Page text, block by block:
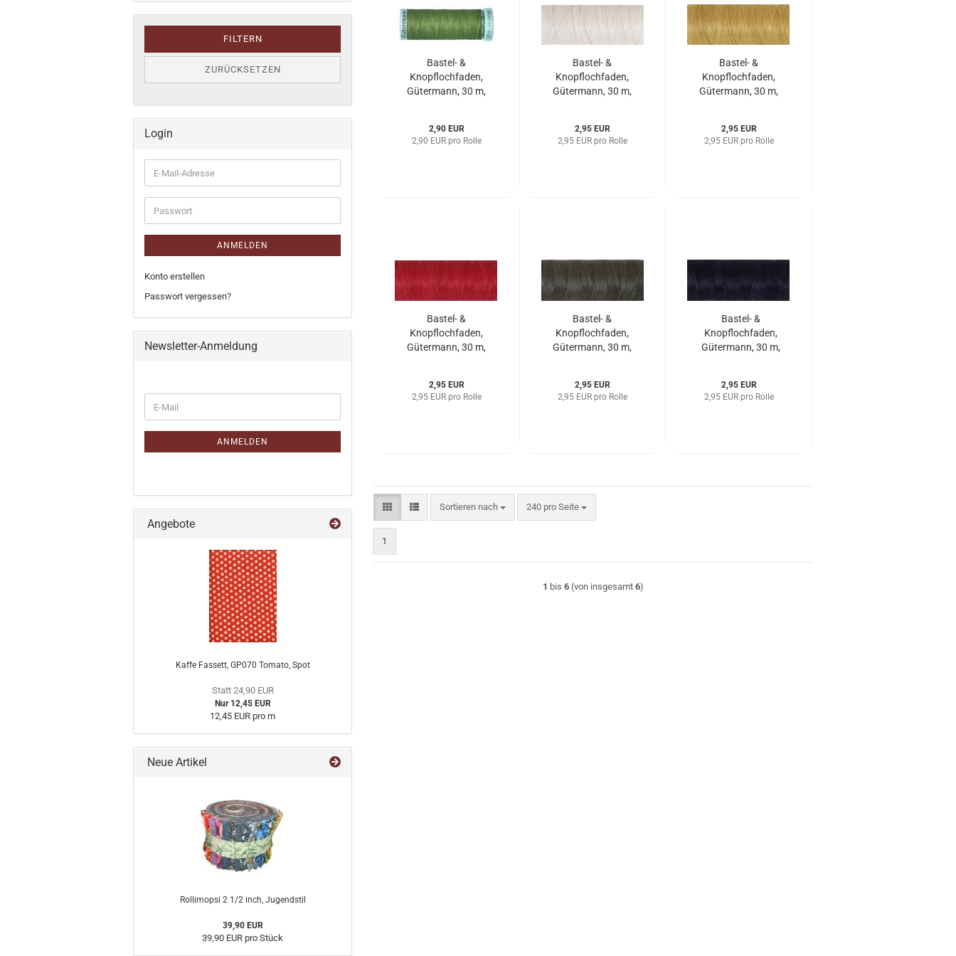
Bastel- &
Knopflochfaden,
Gütermann, 30 m,
2,90 EUR
2,90 EUR pro Rolle
Bastel- &
Knopflochfaden,
Gütermann, 30 m,
2,95 EUR
2,95 EUR pro Rolle
Bastel- &
Knopflochfaden,
Gütermann, 30 m,
2,95 EUR
2,95 EUR pro Rolle
Bastel- &
Knopflochfaden,
Gütermann, 30 m,
2,95 EUR
2,95 EUR pro Rolle
Bastel- &
Knopflochfaden,
Gütermann, 30 m,
2,95 EUR
2,95 EUR pro Rolle
Bastel- &
Knopflochfaden,
Gütermann, 30 m,
2,95 EUR
2,95 EUR pro Rolle
Sortieren nach
Sortieren nach 240 pro Seite
pro Seite
1
1 bis 6(von insgesamt 6)
FILTERN
ZURÜCKSETZEN
Login
E-
Mail-
Adresse
Passwort
ANMELDEN
Konto erstellen
Passwort vergessen?
Newsletter-Anmeldung
ZUR
E-
Mail
ANMELDEN
Angebote
Kaffe Fassett, GP070 Tomato, Spot
Statt 24,90 EUR
Nur 12,45 EUR
12,45 EUR pro m
Neue Artikel
Rollimopsi 2 1/2 inch, Jugendstil
39,90 EUR
39,90 EUR pro Stück